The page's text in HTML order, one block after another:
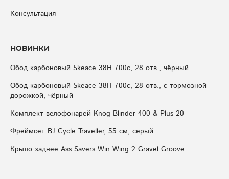
Консультация
Новинки
Обод карбоновый Skeace 38H 700с, 28 отв., чёрный
Обод карбоновый Skeace 38H 700с, 28 отв., с тормозной
дорожкой, чёрный
Комплект велофонарей Knog Blinder 400 & Plus 20
Фреймсет BJ Cycle Traveller, 55 см, серый
Крыло заднее Ass Savers Win Wing 2 Gravel Groove